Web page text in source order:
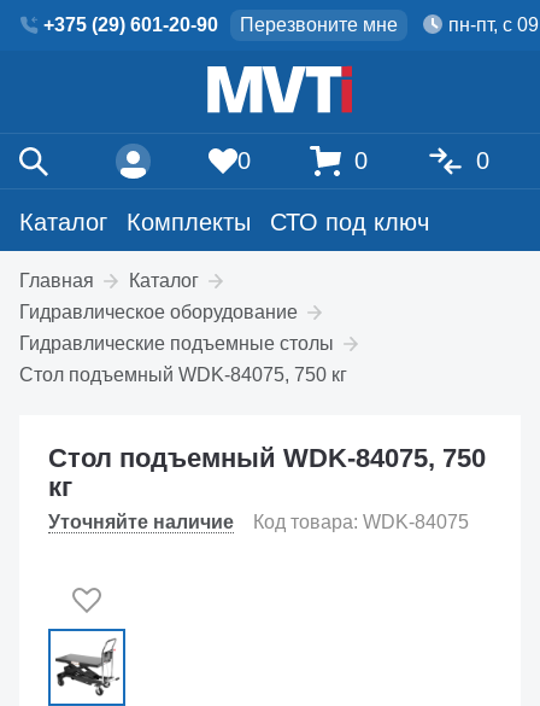
+375 (29) 601-20-90 Перезвоните мне пн-пт, с
Каталог Комплекты СТО под ключ
0 0 0
Главная
Каталог
Гидравлическое оборудование
Гидравлические подъемные столы
Стол подъемный WDK-84075, 750 кг
Стол подъемный WDK-84075, 750
кг
Уточняйте наличие Код товара: WDK-84075